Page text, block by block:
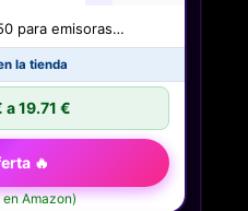
para emisoras…
la tienda
a 19.71 €
🔥
Amazon)